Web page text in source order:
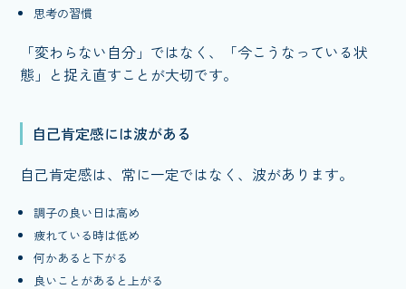
思考の習慣
「変わらない自分」ではなく、「今こうなっている状
態」と捉え直すことが大切です。
自己肯定感には波がある
自己肯定感は、常に一定ではなく、波があります。
調子の良い日は高め
疲れている時は低め
何かあると下がる
良いことがあると上がる